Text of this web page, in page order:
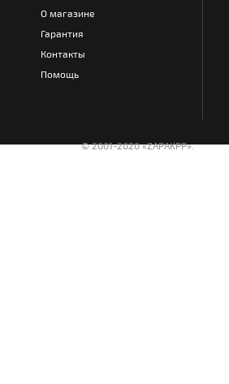
О магазине
Гарантия
Контакты
Помощь
© 2001-2020 «ZAPAKPP».